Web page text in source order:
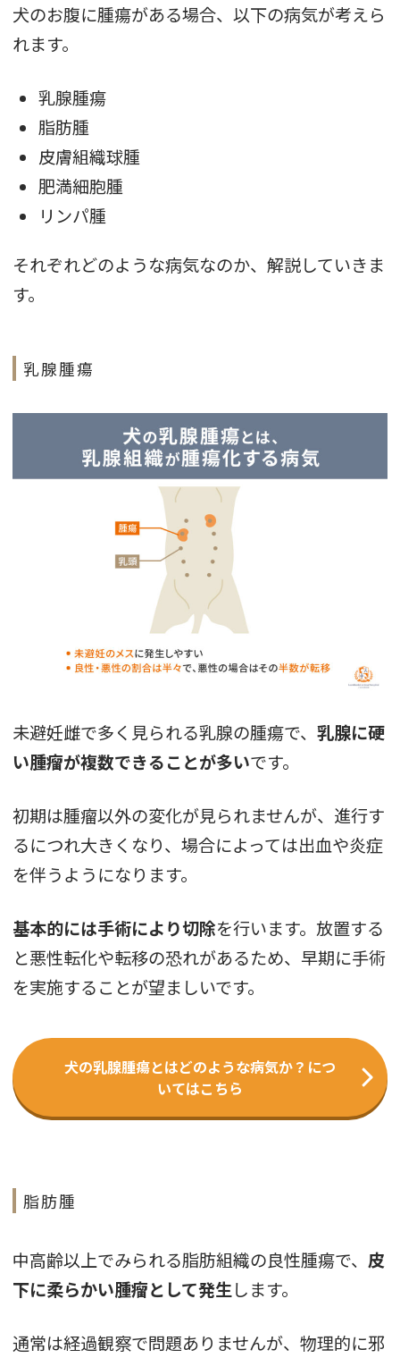
犬のお腹に腫瘍がある場合、以下の病気が考えら
れます。
乳腺腫瘍
脂肪腫
皮膚組織球腫
肥満細胞腫
リンパ腫
それぞれどのような病気なのか、解説していきま
す。
乳腺腫瘍
未避妊雌で多く見られる乳腺の腫瘍で、乳腺に硬
い腫瘤が複数できることが多いです。
初期は腫瘤以外の変化が見られませんが、進行す
るにつれ大きくなり、場合によっては出血や炎症
を伴うようになります。
基本的には手術により切除を行います。放置する
と悪性転化や転移の恐れがあるため、早期に手術
を実施することが望ましいです。
犬の乳腺腫瘍とはどのような病気か？につ
いてはこちら
脂肪腫
中高齢以上でみられる脂肪組織の良性腫瘍で、皮
下に柔らかい腫瘤として発生します。
通常は経過観察で問題ありませんが、物理的に邪